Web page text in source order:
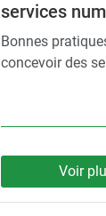
services
Bonnes
concevoir des
Voir